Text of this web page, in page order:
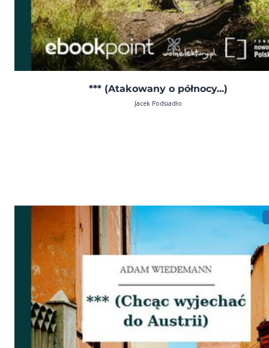
*** (Atakowany o północy...)
Jacek Podsiadło